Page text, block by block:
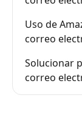
Uso de
correo
Solucionar
correo